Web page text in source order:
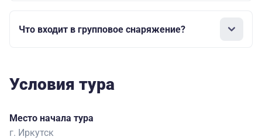
Что входит в групповое снаряжение?
Условия тура
Место начала тура
г. Иркутск